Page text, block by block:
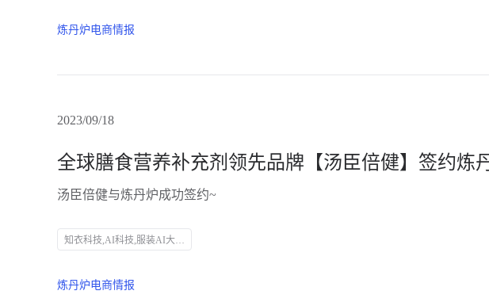
炼丹炉电商情报
2023/09/18
汤臣倍健与炼丹炉成功签约~
知衣科技,AI科技,服装AI大数据,头部企业,SEO优化
炼丹炉电商情报